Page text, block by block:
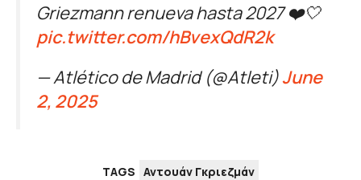
Griezmann renueva hasta 2027 ❤️🤍
pic.twitter.com/hBvexQdR2k
— Atlético de Madrid (@Atleti)June
2, 2025
TAGS Αντουάν Γκριεζμάν